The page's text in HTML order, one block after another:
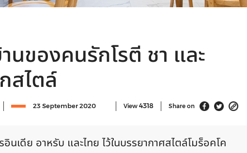
นของคนรักโรตี ชา และ
สไตล์
23 September 2020 View 4318 Share on
นเดีย อาหรับ และไทย ไว้ในบรรยากาศสไตล์โมร็อคโค